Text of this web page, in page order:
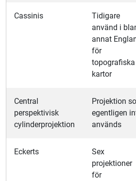
Cassinis
Tidigare
använd i
annat
för
topografiska
kartor
Central
perspektivisk
cylinderprojektion
Projektion
egentligen
används
Eckerts
Sex
projektioner
för